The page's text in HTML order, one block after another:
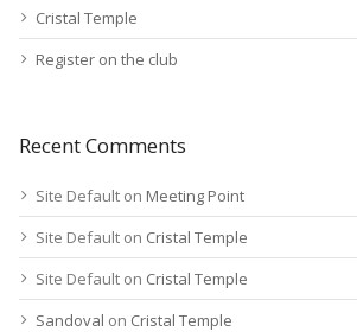
Cristal Temple
Register on the club
Recent Comments
Site Default on Meeting Point
Site Default on Cristal Temple
Site Default on Cristal Temple
Sandoval on Cristal Temple